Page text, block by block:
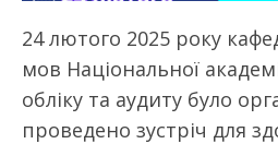
24 лютого 2025 року
мов Національної
обліку та аудиту було
проведено зустріч для